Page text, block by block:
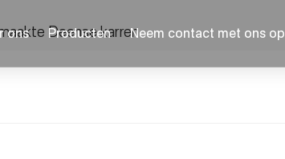
ons Producten Neem contact met ons op
Deense karren